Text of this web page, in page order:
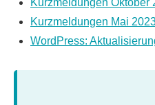
Kurzmeldungen Mai
WordPress: